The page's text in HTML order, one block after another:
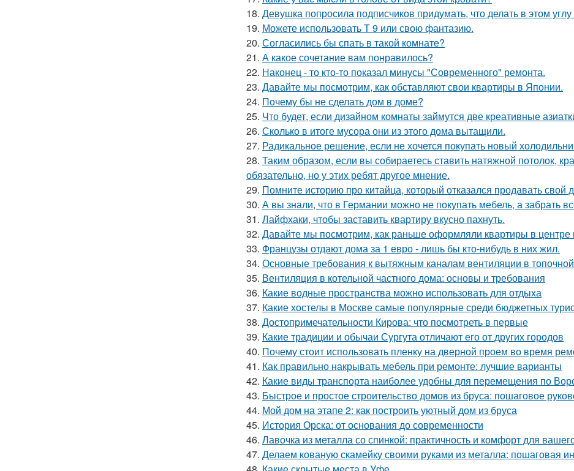
18. Девушка попросила подписчиков придумать, что делать в этом углу
19. Можете использовать Т 9 или свою фантазию.
20. Согласились бы спать в такой комнате?
21. А какое сочетание вам понравилось?
22. Наконец - то кто-то показал минусы "Современного" ремонта.
23. Давайте мы посмотрим, как обставляют свои квартиры в Японии.
24. Почему бы не сделать дом в доме?
25. Что будет, если дизайном комнаты займутся две креативные
26. Сколько в итоге мусора они из этого дома вытащили.
27. Радикальное решение, если не хочется покупать новый
28. Таким образом, если вы собираетесь ставить натяжной потолок,
обязательно, но у этих ребят другое мнение.
29. Помните историю про китайца, который отказался продавать свой
30. А вы знали, что в Германии можно не покупать мебель, а забрать
31. Лайфхаки, чтобы заставить квартиру вкусно пахнуть.
32. Давайте мы посмотрим, как раньше оформляли квартиры в центре
33. Французы отдают дома за 1 евро - лишь бы кто-нибудь в них жил.
34. Основные требования к вытяжным каналам вентиляции в
35. Вентиляция в котельной частного дома: основы и требования
36. Какие водные пространства можно использовать для отдыха
37. Какие хостелы в Москве самые популярные среди бюджетных
38. Достопримечательности Кирова: что посмотреть в первые
39. Какие традиции и обычаи Сургута отличают его от других городов
40. Почему стоит использовать пленку на дверной проем во время
41. Как правильно накрывать мебель при ремонте: лучшие варианты
42. Какие виды транспорта наиболее удобны для перемещения по
43. Быстрое и простое строительство домов из бруса: пошаговое
44. Мой дом на этапе 2: как построить уютный дом из бруса
45. История Орска: от основания до современности
46. Лавочка из металла со спинкой: практичность и комфорт для
47. Делаем кованую скамейку своими руками из металла: пошаговая